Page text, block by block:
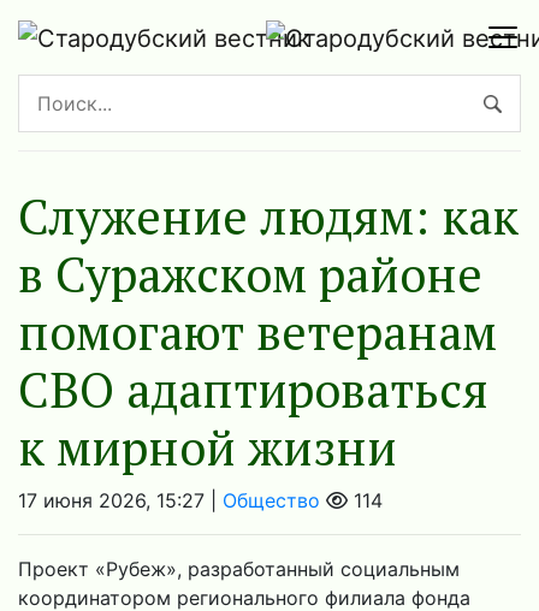
Служение людям: как
в Суражском районе
помогают ветеранам
СВО адаптироваться
к мирной жизни
17 июня 2026, 15:27 | Общество 114
Проект «Рубеж», разработанный социальным
координатором регионального филиала фонда